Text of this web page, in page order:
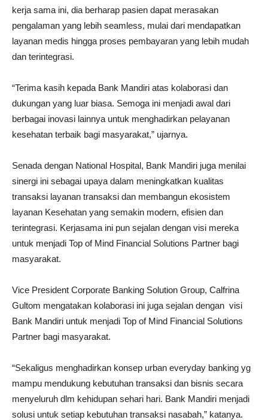
kerja sama ini, dia berharap pasien dapat merasakan
pengalaman yang lebih seamless, mulai dari mendapatkan
layanan medis hingga proses pembayaran yang lebih mudah
dan terintegrasi.
“Terima kasih kepada Bank Mandiri atas kolaborasi dan
dukungan yang luar biasa. Semoga ini menjadi awal dari
berbagai inovasi lainnya untuk menghadirkan pelayanan
kesehatan terbaik bagi masyarakat,” ujarnya.
Senada dengan National Hospital, Bank Mandiri juga menilai
sinergi ini sebagai upaya dalam meningkatkan kualitas
transaksi layanan transaksi dan membangun ekosistem
layanan Kesehatan yang semakin modern, efisien dan
terintegrasi. Kerjasama ini pun sejalan dengan visi mereka
untuk menjadi Top of Mind Financial Solutions Partner bagi
masyarakat.
Vice President Corporate Banking Solution Group, Calfrina
Gultom mengatakan kolaborasi ini juga sejalan dengan visi
Bank Mandiri untuk menjadi Top of Mind Financial Solutions
Partner bagi masyarakat.
“Sekaligus menghadirkan konsep urban everyday banking yg
mampu mendukung kebutuhan transaksi dan bisnis secara
menyeluruh dlm kehidupan sehari hari. Bank Mandiri menjadi
solusi untuk setiap kebutuhan transaksi nasabah,” katanya.